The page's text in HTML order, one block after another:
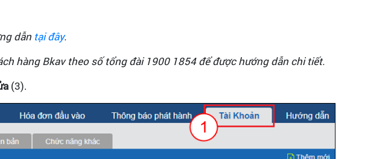
dẫn tại đây.
hàng Bkav theo số tổng đài 1900 1854 để được hướng dẫn chi tiết.
(3).